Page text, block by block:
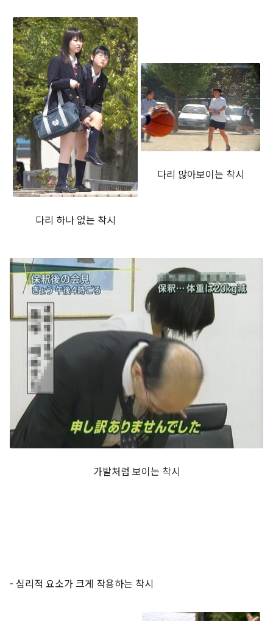
다리 하나 없는 착시
다리 많아보이는 착시
가발처럼 보이는 착시
- 심리적 요소가 크게 작용하는 착시